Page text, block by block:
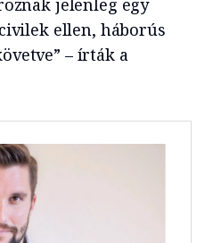
jelenleg egy
ellen, háborús
” – írták a